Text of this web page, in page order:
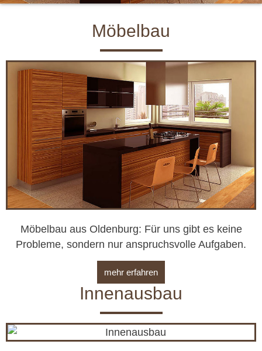
Möbelbau
Möbelbau aus Oldenburg: Für uns gibt es keine
Probleme, sondern nur anspruchsvolle Aufgaben.
mehr erfahren
Innenausbau